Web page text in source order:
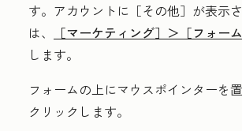
す。アカウントに ［その他］が表示
は、
［マーケティング］＞ ［フォーム
します。
フォームの上にマウスポインターを
クリックします。